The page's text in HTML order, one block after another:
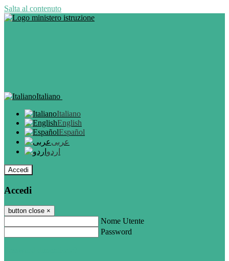
Salta al contenuto
Italiano
Italiano
English
Español
عربى
اردو
Accedi
Accedi
button close ×
Nome Utente
Password